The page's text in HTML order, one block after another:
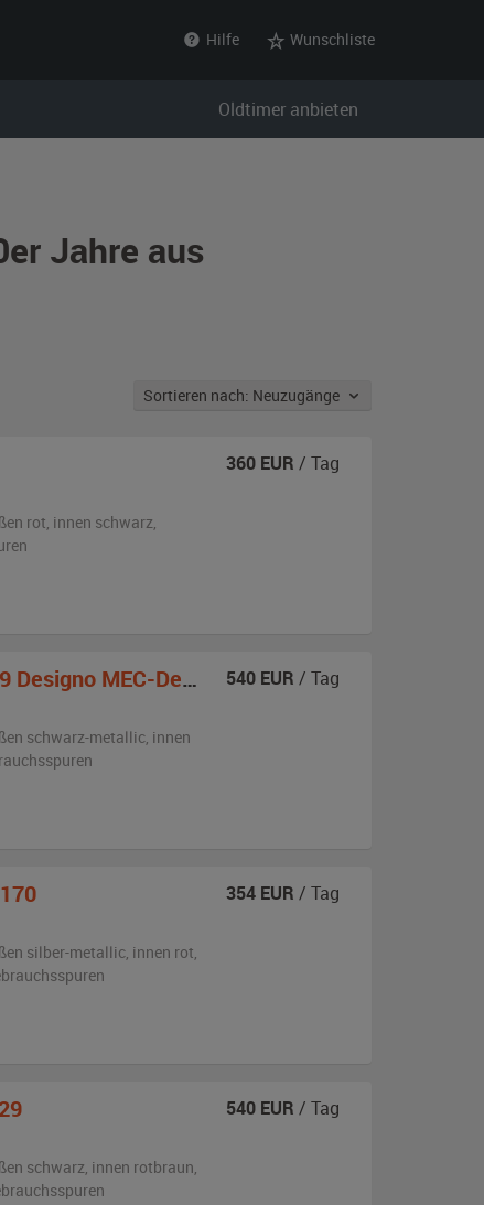
Hilfe Wunschliste
Oldtimer anbieten
Jahre aus
Sortieren nach: Neuzugänge
rot, innen schwarz,
360 EUR / Tag
MEC-Design Umbau
schwarz-metallic, innen
540 EUR / Tag
silber-metallic, innen rot,
354 EUR / Tag
schwarz, innen rotbraun,
540 EUR / Tag